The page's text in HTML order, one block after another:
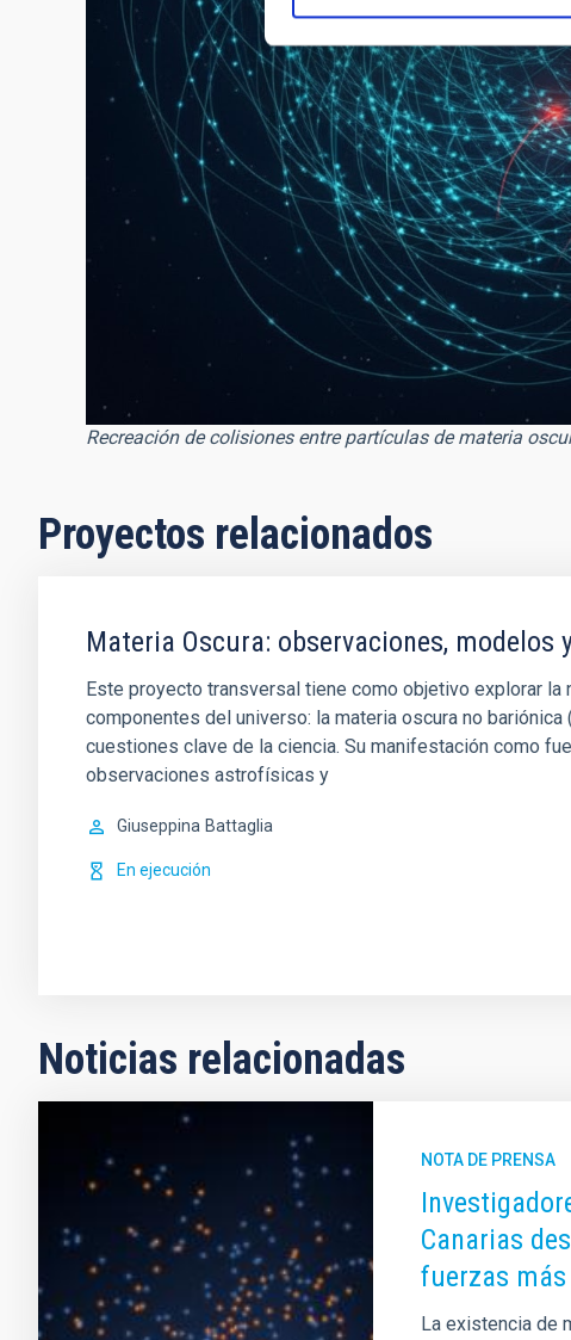
Recreación de colisiones entre partículas de materia
Proyectos relacionados
Materia Oscura: observaciones, modelos
Este proyecto transversal tiene como objetivo explorar
componentes del universo: la materia oscura no
cuestiones clave de la ciencia. Su manifestación como
observaciones astrofísicas y
Giuseppina Battaglia
En ejecución
Noticias relacionadas
NOTA DE PRENSA
Canarias
fuerzas
La existencia de